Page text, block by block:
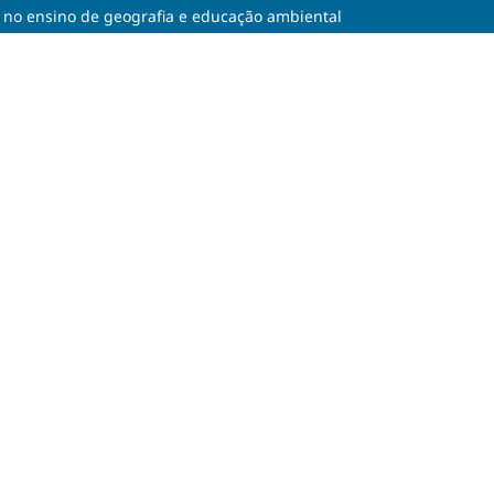
ensino de geografia e educação ambiental